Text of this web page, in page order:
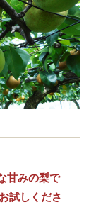
甘みの梨で
試しくださ